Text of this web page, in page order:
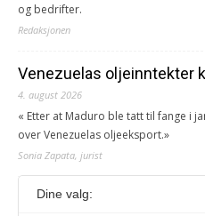
og bedrifter.
Redaksjonen
Venezuelas oljeinntekter
4. august 2026
« Etter at Maduro ble tatt til fange i
over Venezuelas oljeeksport.»
Sonia Zapata, jurist
117,8 millioner er på flukt,
Dine valg: